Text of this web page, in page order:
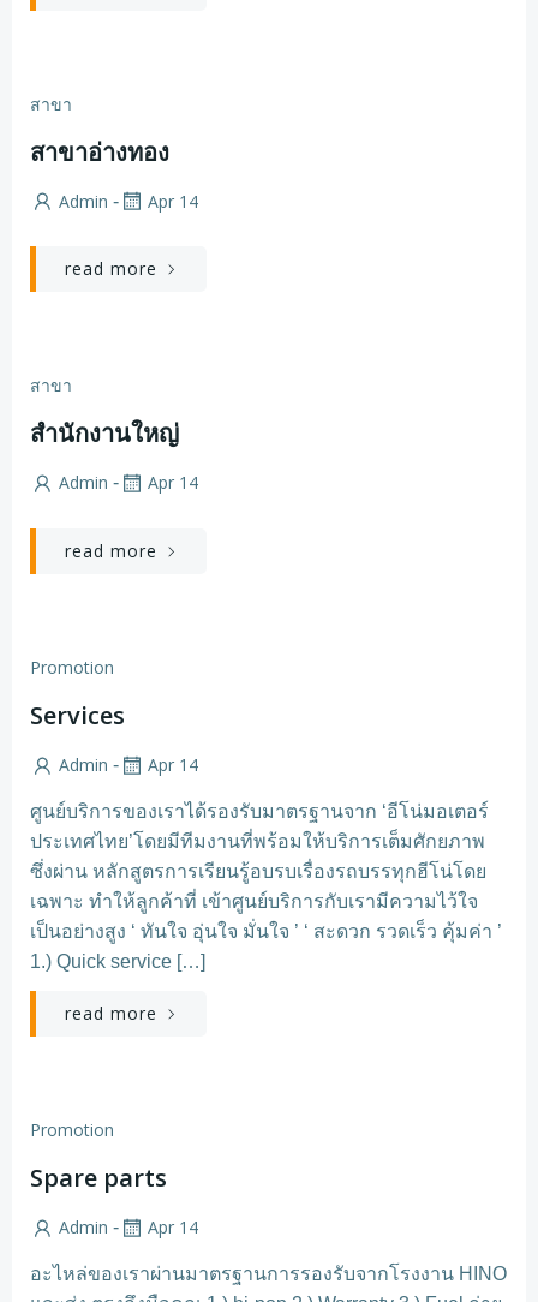
สาขา
สาขาอ่างทอง
Admin - Apr 14
read more
สาขา
สำนักงานใหญ่
Admin - Apr 14
read more
Promotion
Services
Admin - Apr 14
ศูนย์บริการของเราได้รองรับมาตรฐานจาก ‘อีโน่มอเตอร์
ประเทศไทย’โดยมีทีมงานที่พร้อมให้บริการเต็มศักยภาพ
ซึ่งผ่าน หลักสูตรการเรียนรู้อบรบเรื่องรถบรรทุกฮีโน่โดย
เฉพาะ ทำให้ลูกค้าที่ เข้าศูนย์บริการกับเรามีความไว้ใจ
เป็นอย่างสูง ‘ ทันใจ อุ่นใจ มั่นใจ ’ ‘ สะดวก รวดเร็ว คุ้มค่า ’
1.) Quick service […]
read more
Promotion
Spare parts
Admin - Apr 14
อะไหล่ของเราผ่านมาตรฐานการรองรับจากโรงงาน HINO